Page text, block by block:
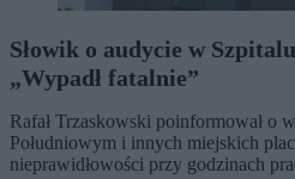
Słowik o audycie w
„Wypadł fatalnie”
Rafał Trzaskowski poinformował o
Południowym i innych miejskich
nieprawidłowości przy godzinach